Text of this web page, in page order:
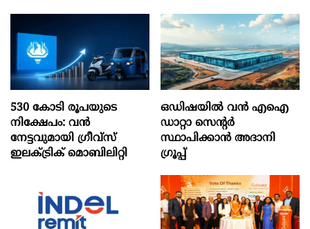
530 കോടി രൂപയുടെ
നിക്ഷേപം: വൻ
നേട്ടവുമായി ഗ്രീവ്സ്
ഇലക്ട്രിക് മൊബിലിറ്റി
ഒഡിഷയില്‍ വന്‍ എഐ
ഡാറ്റാ സെന്റര്‍
സ്ഥാപിക്കാന്‍ അദാനി
ഗ്രൂപ്പ്